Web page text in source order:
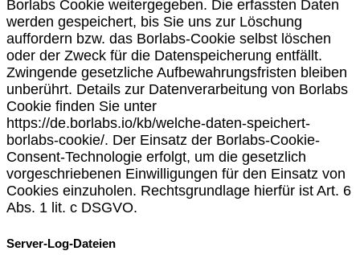
Borlabs Cookie weitergegeben. Die erfassten Daten
werden gespeichert, bis Sie uns zur Löschung
auffordern bzw. das Borlabs-Cookie selbst löschen
oder der Zweck für die Datenspeicherung entfällt.
Zwingende gesetzliche Aufbewahrungsfristen bleiben
unberührt. Details zur Datenverarbeitung von Borlabs
Cookie finden Sie unter
https://de.borlabs.io/kb/welche-daten-speichert-
borlabs-cookie/. Der Einsatz der Borlabs-Cookie-
Consent-Technologie erfolgt, um die gesetzlich
vorgeschriebenen Einwilligungen für den Einsatz von
Cookies einzuholen. Rechtsgrundlage hierfür ist Art. 6
Abs. 1 lit. c DSGVO.
Server-Log-Dateien